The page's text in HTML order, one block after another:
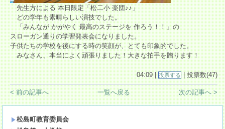
先生方による 本日限定「松二小 楽団♪♪」
どの学年も素晴らしい演技でした。
「みんなが かがやく 最高のステージを 作ろう！！」の
スローガン通りの学習発表会になりました。
子供たちの学校を後にする時の笑顔が、とても印象的でした。
みなさん、本当によく頑張りました！大きな拍手を贈ります！
04:09 | 投票する| 投票数(47)
< 前の記事へ 次の記事へ >
一覧へ戻る
松島町教育委員会